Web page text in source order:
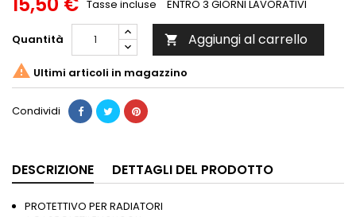
Tasse incluse ENTRO 3 GIORNI LAVORATIVI
Quantità  Aggiungi al carrello
 Ultimi articoli in magazzino
Condividi
DESCRIZIONE DETTAGLI DEL PRODOTTO
PROTETTIVO PER RADIATORI